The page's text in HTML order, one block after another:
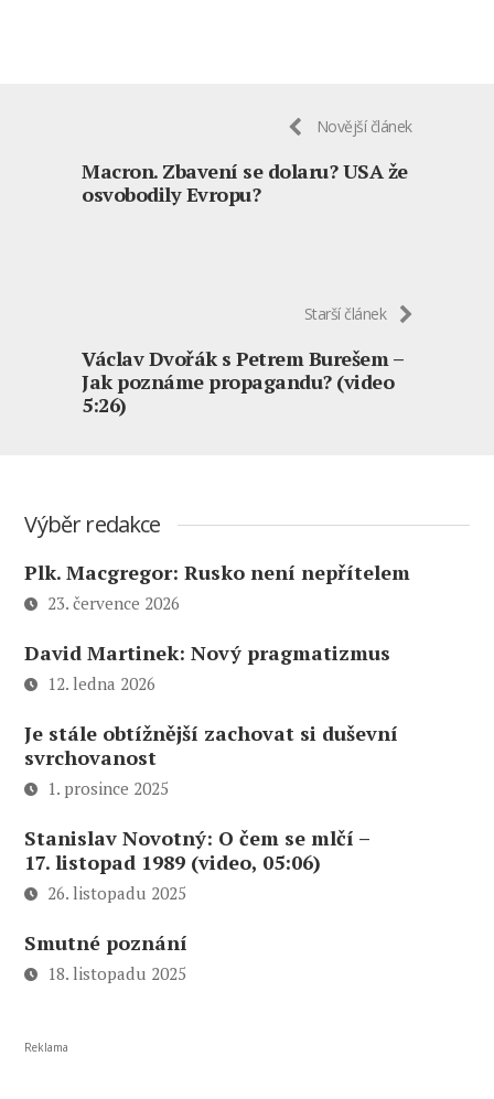
Novější článek
Macron. Zbavení se dolaru? USA že
osvobodily Evropu?
Starší článek
Václav Dvořák s Petrem Burešem –
Jak poznáme propagandu? (video
5:26)
Výběr redakce
Plk. Macgregor: Rusko není nepřítelem
23. července 2026
David Martinek: Nový pragmatizmus
12. ledna 2026
Je stále obtížnější zachovat si duševní
svrchovanost
1. prosince 2025
Stanislav Novotný: O čem se mlčí –
17. listopad 1989 (video, 05:06)
26. listopadu 2025
Smutné poznání
18. listopadu 2025
Reklama